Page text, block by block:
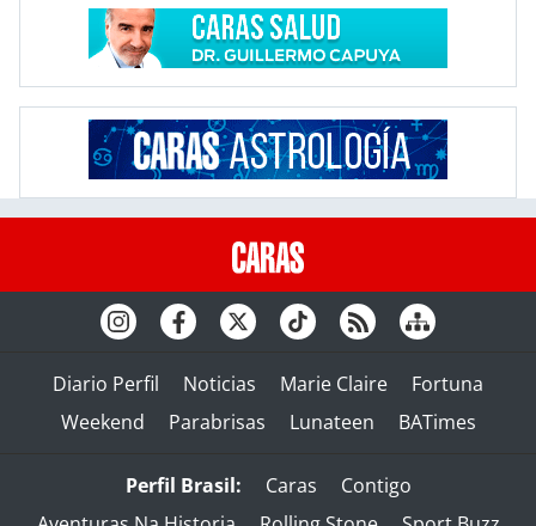
Diario Perfil Noticias Marie Claire
Fortuna
Weekend
Parabrisas Lunateen BATimes
Perfil Brasil: Caras
Contigo